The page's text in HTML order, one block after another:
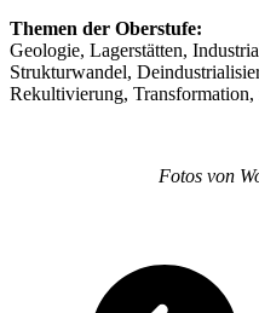
Themen der Oberstufe:
Geologie, Lagerstätten,
Strukturwandel,
Rekultivierung,
Fotos von